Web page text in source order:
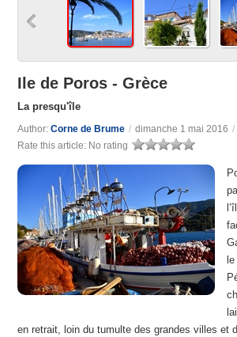
Ile de Poros - Grèce
La presqu'île
Author:Corne de Brume / dimanche 1 mai 2016 /
Rate this article: No rating
en retrait, loin du tumulte des grandes villes et